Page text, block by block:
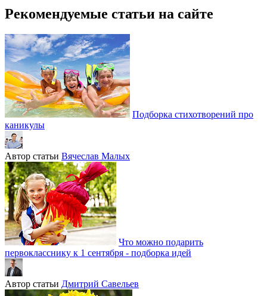
Рекомендуемые статьи на сайте
Подборка стихотворений про
каникулы
Автор статьи Вячеслав Малых
Что можно подарить
первокласснику к 1 сентября - подборка идей
Автор статьи Дмитрий Савельев